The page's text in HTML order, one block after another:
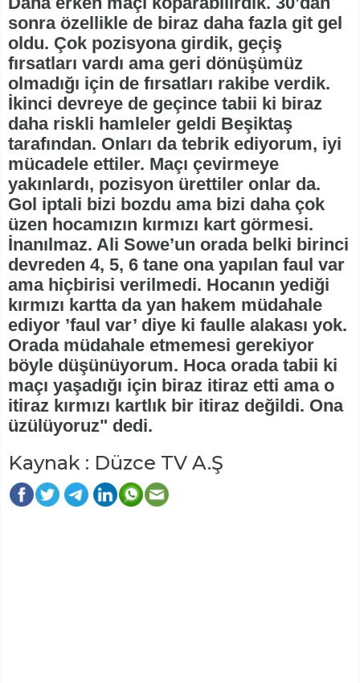
sonra özellikle de biraz daha fazla git gel
oldu. Çok pozisyona girdik, geçiş
fırsatları vardı ama geri dönüşümüz
olmadığı için de fırsatları rakibe verdik.
İkinci devreye de geçince tabii ki biraz
daha riskli hamleler geldi Beşiktaş
tarafından. Onları da tebrik ediyorum, iyi
mücadele ettiler. Maçı çevirmeye
yakınlardı, pozisyon ürettiler onlar da.
Gol iptali bizi bozdu ama bizi daha çok
üzen hocamızın kırmızı kart görmesi.
İnanılmaz. Ali Sowe’un orada belki birinci
devreden 4, 5, 6 tane ona yapılan faul var
ama hiçbirisi verilmedi. Hocanın yediği
kırmızı kartta da yan hakem müdahale
ediyor ’faul var’ diye ki faulle alakası yok.
Orada müdahale etmemesi gerekiyor
böyle düşünüyorum. Hoca orada tabii ki
maçı yaşadığı için biraz itiraz etti ama o
itiraz kırmızı kartlık bir itiraz değildi. Ona
üzülüyoruz" dedi.
Kaynak : Düzce TV A.Ş